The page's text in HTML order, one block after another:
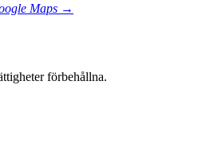
Maps →
förbehållna.